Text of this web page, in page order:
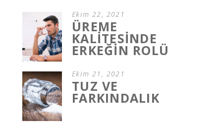
Ekim 22, 2021
ÜREME
KALİTESİNDE
ERKEĞİN ROLÜ
Ekim 21, 2021
TUZ VE
FARKINDALIK